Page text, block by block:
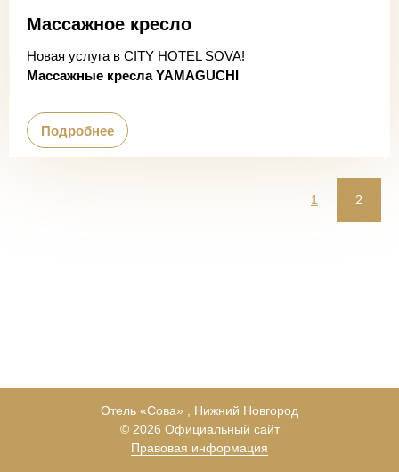
Массажное кресло
Новая услуга в CITY HOTEL SOVA!
Массажные кресла YAMAGUCHI
Подробнее
1 2
Отель «Сова» , Нижний Новгород
© 2026 Официальный сайт
Правовая информация